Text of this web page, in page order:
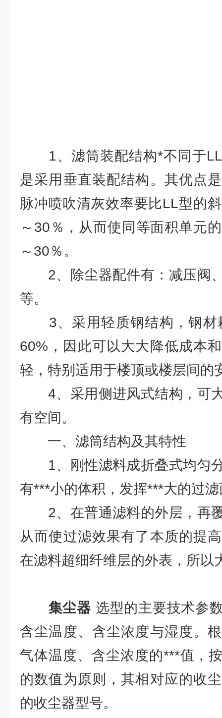
1、滤筒装配结构*不同于LL
是采用垂直装配结构。其优点
脉冲喷吹清灰效率要比LL型的
～30％，从而使同等面积单元
～30％。
2、除尘器配件有：减压阀
等。
3、采用轻质钢结构，钢材
60%，因此可以大大降低成本
轻，特别适用于楼顶或楼层间的
4、采用侧进风式结构，可
有空间。
一、滤筒结构及其特性
1、刚性滤料成折叠式均匀
有***小的体积，发挥***大的过
2、在普通滤料的外层，再
从而使过滤效果有了本质的提
在滤料超细纤维层的外表，所以
集尘器 选型的主要技术参
含尘温度、含尘浓度与湿度。
气体温度、含尘浓度的***值，
的数值为原则，其相对应的收
的收尘器型号。